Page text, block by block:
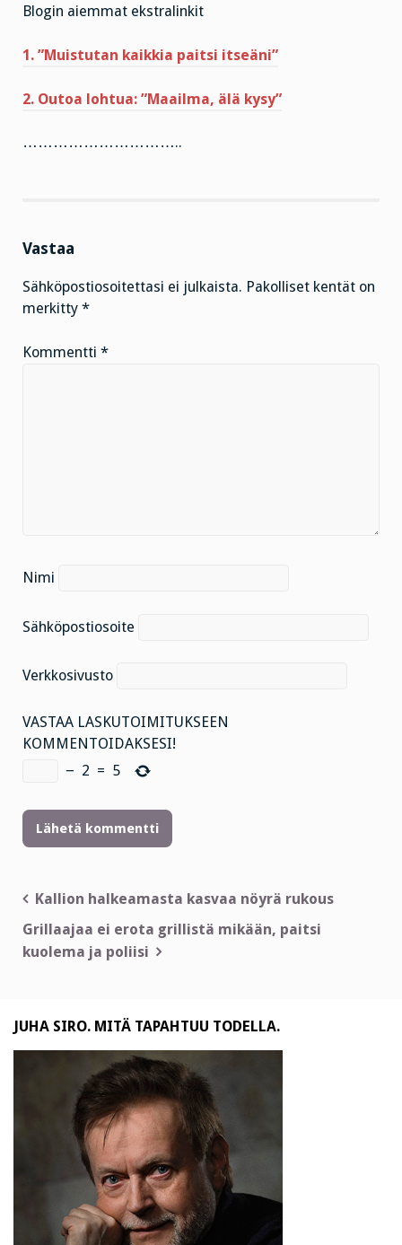
Blogin aiemmat ekstralinkit
1. ”Muistutan kaikkia paitsi itseäni”
2. Outoa lohtua: ”Maailma, älä kysy”
…………………………..
Vastaa
Sähköpostiosoitettasi ei julkaista. Pakolliset kentät on
merkitty *
Kommentti *
Nimi
Sähköpostiosoite
Verkkosivusto
VASTAA LASKUTOIMITUKSEEN
KOMMENTOIDAKSESI!
− 2 = 5
Artikkelien
selaus
Kallion halkeamasta kasvaa nöyrä rukous
Grillaajaa ei erota grillistä mikään, paitsi
kuolema ja poliisi
JUHA SIRO. MITÄ TAPAHTUU TODELLA.